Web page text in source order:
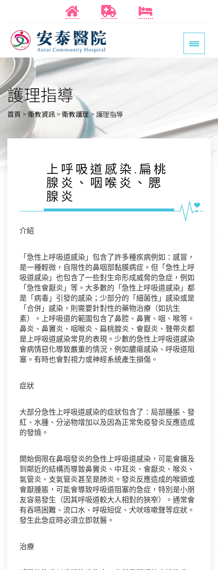
護理指導
首頁 >衛教資訊 >衛教護理> 護理指導
上呼吸道感染.扁桃
腺炎、咽喉炎、腮
腺炎
介紹
「急性上呼吸道感染」包含了許多種疾病例如：感冒，
是一種輕微，自限性的鼻咽部黏膜病症。但「急性上呼
吸道感染」也包含了一些對生命形成威脅的急症，例如
「急性會厭炎」等。大多數的「急性上呼吸道感染」都
是「病毒」引發的感染；少部分的「細菌性」感染或是
「合併」感染，則需要針對性的藥物治療（如抗生
素）。上呼吸道的範圍包含了鼻腔、鼻竇、咽、喉等。
鼻炎、鼻竇炎、咽喉炎、扁桃腺炎、會厭炎、聲帶炎都
是上呼吸道感染常見的表現。少數的急性上呼吸道感染
會病情惡化導致嚴重的情況，例如膿瘍感染、呼吸道阻
塞。有時也會對視力或神經系統產生損傷。
症狀
大部分急性上呼吸道感染的症狀包含了：局部腫脹、發
紅、水腫、分泌物增加以及因為正常免疫發炎反應造成
的發燒。
開始侷限在鼻咽發炎的急性上呼吸道感染，可能會擴及
到鄰近的結構而導致鼻竇炎、中耳炎、會厭炎、喉炎、
氣管炎、支氣管炎甚至是肺炎。發炎反應造成的喉頭或
會厭腫脹，可能會導致呼吸道阻塞的急症，特別是小朋
友容易發生（因其呼吸道較大人相對的狹窄）。通常會
有吞嚥困難、流口水、呼吸短促、犬吠咳嗽聲等症狀。
發生此急症時必須立即就醫。
治療